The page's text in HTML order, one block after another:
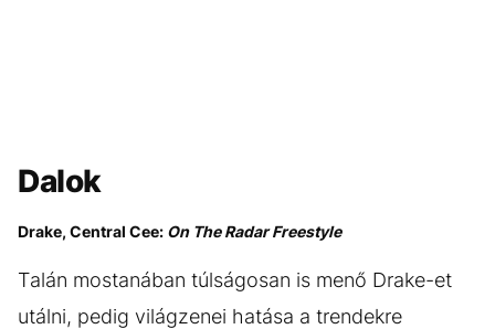
Dalok
Drake, Central Cee: On The Radar Freestyle
Talán mostanában túlságosan is menő Drake-et
utálni, pedig világzenei hatása a trendekre